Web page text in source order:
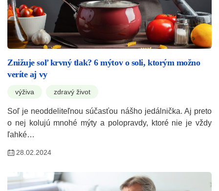
Znižuje soľ krvný tlak? 6 mýtov o soli, ktorým možno
veríte aj vy
výživa zdravý život
Soľ je neoddeliteľnou súčasťou nášho jedálnička. Aj preto
o nej kolujú mnohé mýty a polopravdy, ktoré nie je vždy
ľahké…
28.02.2024